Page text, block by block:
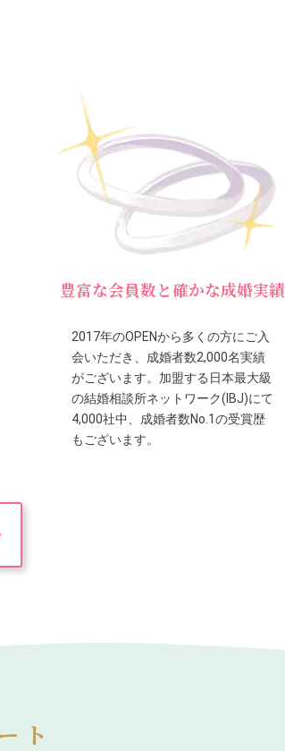
豊富な会員数と確かな成婚実績
2017年のOPENから多くの方にご入
会いただき、成婚者数2,000名実績
がございます。加盟する日本最大級
の結婚相談所ネットワーク(IBJ)にて
4,000社中、成婚者数No.1の受賞歴
もございます。
ト